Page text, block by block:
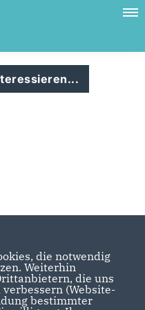
die notwendig
Weiterhin
die uns
(Website-
bestimmter